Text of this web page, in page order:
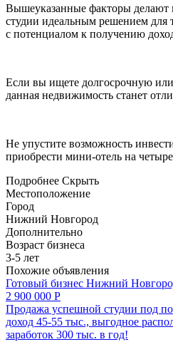
Вышеуказанные факторы делают
студии идеальным решением для
с потенциалом к получению
Если вы ищете долгосрочную
данная недвижимость станет
Не упустите возможность
приобрести мини-отель на
Подробнее Скрыть
Местоположение
Город
Нижний Новгород
Дополнительно
Возраст бизнеса
3-5 лет
Похожие объявления
Готовый бизнес Нижний
2 900 000 Р
Продажа успешной студии под
доход 45-55 тыс., выгодное
заработок 300 тыс. в год!